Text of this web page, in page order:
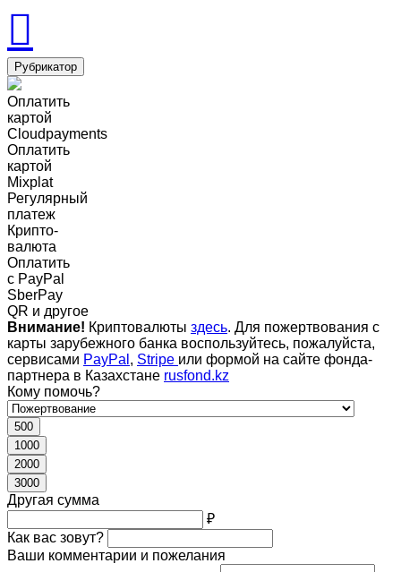
Рубрикатор
Оплатить
картой
Cloudpayments
Оплатить
картой
Mixplat
Регулярный
платеж
Крипто-
валюта
Оплатить
c PayPal
SberPay
QR и другое
Внимание! Криптовалюты здесь. Для пожертвования с
карты зарубежного банка воспользуйтесь, пожалуйста,
сервисами PayPal , Stripe или формой на сайте фонда-
партнера в Казахстане rusfond.kz
Кому помочь?
500
1000
2000
3000
Другая сумма
₽
Как вас зовут?
Ваши комментарии и пожелания